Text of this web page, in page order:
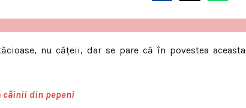
nu cățeii, dar se pare că în povestea aceasta
câinii din pepeni